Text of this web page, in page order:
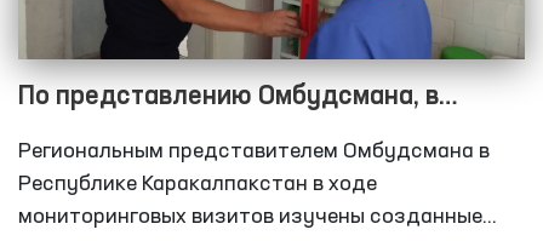
По представлению Омбудсмана, в
Каракалпакстане предпринимаются
меры по переносу вытрезвителей,
требующих ремонта
Региональным представителем Омбудсмана в
Республике Каракалпакстан в ходе
мониторинговых визитов изучены созданные